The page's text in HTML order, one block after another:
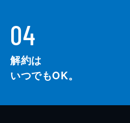
04
解約は
いつでもOK。